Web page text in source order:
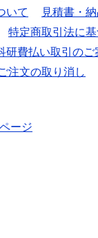
いて
見積書・
特定商取引法に
研費払い取引のご
注文の取り消し
ージ